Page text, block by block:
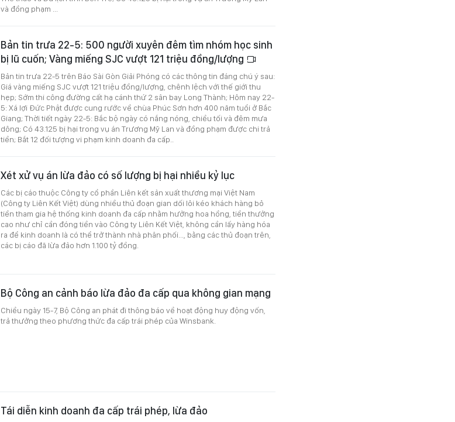
và đồng phạm ...
Bản tin trưa 22-5: 500 người xuyên đêm tìm nhóm học sinh
bị lũ cuốn; Vàng miếng SJC vượt 121 triệu đồng/lượng
Bản tin trưa 22-5 trên Báo Sài Gòn Giải Phóng có các thông tin đáng chú ý sau:
Giá vàng miếng SJC vượt 121 triệu đồng/lượng, chênh lệch với thế giới thu
hẹp; Sớm thi công đường cất hạ cánh thứ 2 sân bay Long Thành; Hôm nay 22-
5: Xá lợi Đức Phật được cung rước về chùa Phúc Sơn hơn 400 năm tuổi ở Bắc
Giang; Thời tiết ngày 22-5: Bắc bộ ngày có nắng nóng, chiều tối và đêm mưa
dông; Có 43.125 bị hại trong vụ án Trương Mỹ Lan và đồng phạm được chi trả
tiền; Bắt 12 đối tượng vi phạm kinh doanh đa cấp..
Xét xử vụ án lừa đảo có số lượng bị hại nhiều kỷ lục
Các bị cáo thuộc Công ty cổ phần Liên kết sản xuất thương mại Việt Nam
(Công ty Liên Kết Việt) dùng nhiều thủ đoạn gian dối lôi kéo khách hàng bỏ
tiền tham gia hệ thống kinh doanh đa cấp nhằm hưởng hoa hồng, tiền thưởng
cao như chỉ cần đóng tiền vào Công ty Liên Kết Việt, không cần lấy hàng hóa
ra để kinh doanh là có thể trở thành nhà phân phối..., bằng các thủ đoạn trên,
các bị cáo đã lừa đảo hơn 1.100 tỷ đồng.
Bộ Công an cảnh báo lừa đảo đa cấp qua không gian mạng
Chiều ngày 15-7, Bộ Công an phát đi thông báo về hoạt động huy động vốn,
trả thưởng theo phương thức đa cấp trái phép của Winsbank.
Tái diễn kinh doanh đa cấp trái phép, lừa đảo